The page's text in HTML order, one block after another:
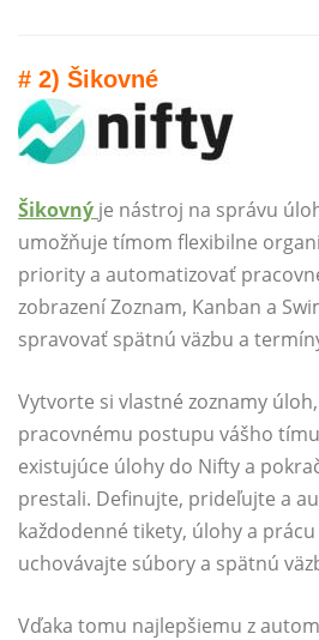
# 2) Šikovné
Šikovný je nástroj na správu
umožňuje tímom flexibilne
priority a automatizovať
zobrazení Zoznam, Kanban a
spravovať spätnú väzbu a
Vytvorte si vlastné zoznamy
pracovnému postupu vášho
existujúce úlohy do Nifty a
prestali. Definujte, prideľujte a
každodenné tikety, úlohy a prácu
uchovávajte súbory a spätnú
Vďaka tomu najlepšiemu z